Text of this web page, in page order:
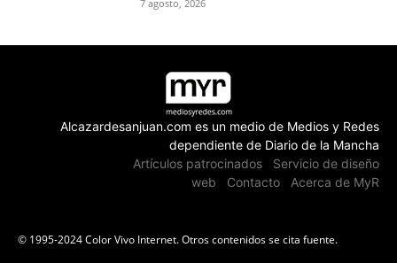
7 agosto, 2026
Alcazardesanjuan.com es un medio de Medios y Redes
dependiente de Diario de la Mancha
Artículos patrocinados
Servicio de diseño
web
Contacto Acerca de MyR
© 1995-2024 Color Vivo Internet. Otros contenidos se cita fuente.